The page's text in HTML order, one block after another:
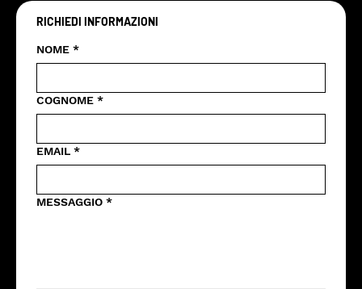
RICHIEDI INFORMAZIONI
NOME *
COGNOME *
EMAIL *
MESSAGGIO *